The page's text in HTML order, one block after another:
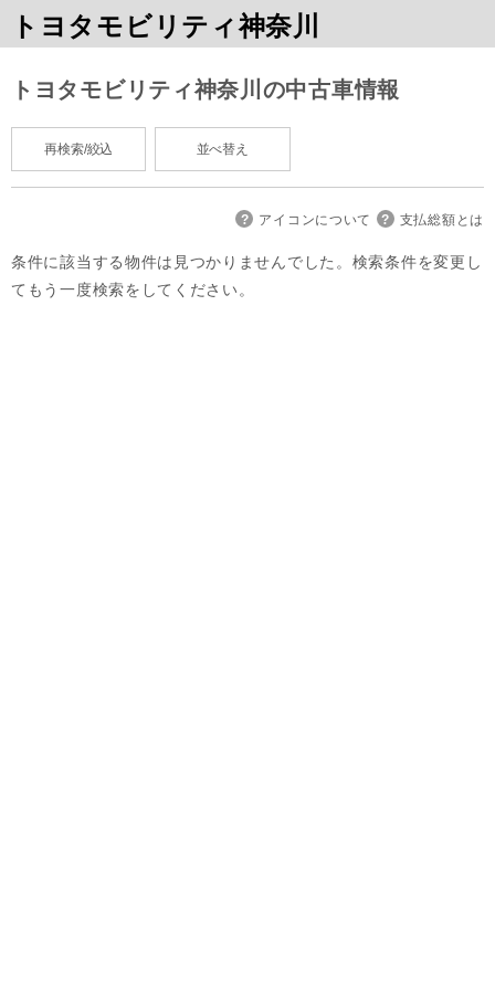
トヨタモビリティ神奈川
トヨタモビリティ神奈川の中古車情報
再検索/絞込 並べ替え
アイコンについて 支払総額とは
条件に該当する物件は見つかりませんでした。検索条件を変更し
てもう一度検索をしてください。